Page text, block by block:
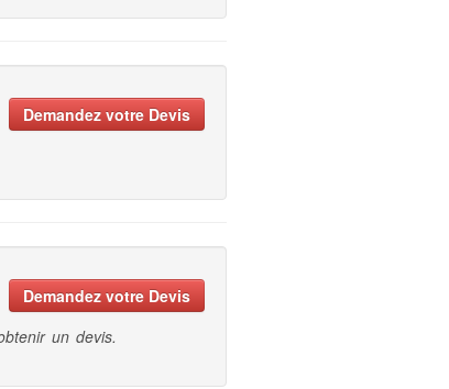
Demandez votre Devis
Demandez votre Devis
un devis.